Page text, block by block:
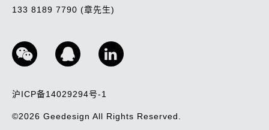
133 8189 7790 (章先生)
沪ICP备14029294号-1
©2026 Geedesign All Rights Reserved.